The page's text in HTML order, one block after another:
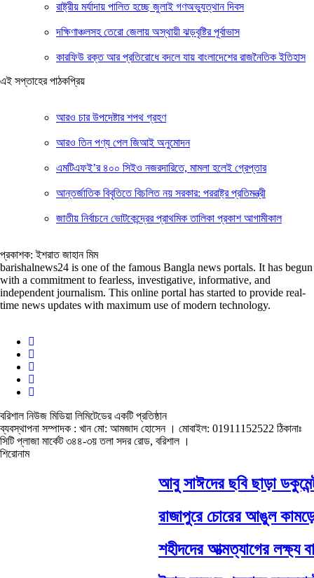
রাষ্ট্রীয় মর্যাদায় পালিত হচ্ছে জুলাই গণঅভ্যুত্থান দিবস
দক্ষিণাঞ্চলসহ তেরো জেলায় অস্থায়ী ঝড়বৃষ্টির পূর্বাভাস
কারফিউ রক্ত আর প্রতিরোধে বদলে যায় বাংলাদেশের রাজনৈতিক ইতিহাস
এই সপ্তাহের পাঠকপ্রিয়
আরও চার উপদেষ্টার শপথ গ্রহণ
আরও তিন পণ্য পেল জিআই অনুমোদন
এমটিএফই’র ৪০০ সিইও নজরদারিতে, মামলা হলেই গ্রেপ্তার
আন্তর্জাতিক বিবৃতিতে বিচলিত নয় সরকার: পররাষ্ট্র প্রতিমন্ত্রী
জাতীয় নির্বাচনে ভোটকেন্দ্রের প্রাথমিক তালিকা প্রকাশ আগামীকাল
প্রকাশক: ইশরাত জাহান মিম
barishalnews24 is one of the famous Bangla news portals. It has begun
with a commitment to fearless, investigative, informative, and
independent journalism. This online portal has started to provide real-
time news updates with maximum use of modern technology.
বরিশাল নিউজ মিডিয়া লিমিটেডের একটি প্রতিষ্ঠান
ব্যবস্থাপনা সম্পাদক : খান মো: আমজাদ হোসেন । মোবাইল: 01911152522 ঠিকানাঃ
সিটি প্লাজা মার্কেট ৩৪৪-৩য় তলা সদর রোড, বরিশাল ।
শিরোনাম
আবু সাঈদের ছবি ছাড়া
রাজাপুরে চোরের আঙুল
শহীদদের আত্মত্যাগের লক্ষ্য